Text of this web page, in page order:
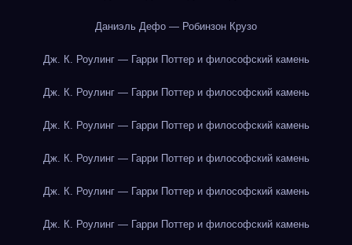
Даниэль Дефо — Робинзон Крузо
Дж. К. Роулинг — Гарри Поттер и философский камень
Дж. К. Роулинг — Гарри Поттер и философский камень
Дж. К. Роулинг — Гарри Поттер и философский камень
Дж. К. Роулинг — Гарри Поттер и философский камень
Дж. К. Роулинг — Гарри Поттер и философский камень
Дж. К. Роулинг — Гарри Поттер и философский камень